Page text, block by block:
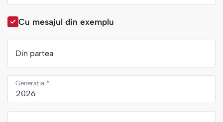
Cu mesajul din exemplu
Din partea
Generația *